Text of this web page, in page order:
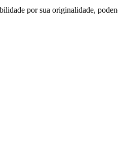
por sua originalidade,